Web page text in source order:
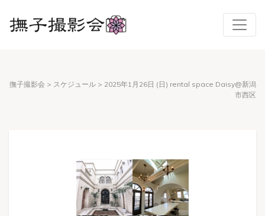
撫子撮影会 > スケジュール > 2025年1月26日 (日) rental space Daisy@新潟
市西区